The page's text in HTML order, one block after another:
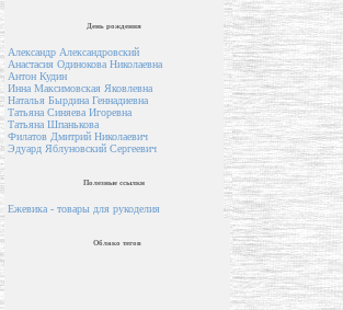
День рождения
Александр Александровский
Анастасия Одинокова Николаевна
Антон Кудин
Инна Максимовская Яковлевна
Наталья Бырдина Геннадиевна
Татьяна Синяева Игоревна
Татьяна Шпанькова
Филатов Дмитрий Николаевич
Эдуард Яблуновский Сергеевич
Полезные ссылки
Ежевика - товары для рукоделия
Облако тегов